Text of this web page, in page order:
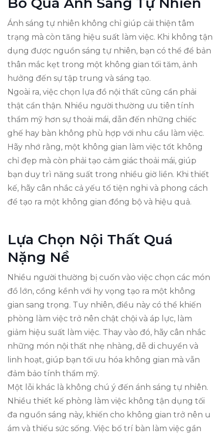
Ánh sáng tự nhiên không chỉ giúp cải thiện tâm
trạng mà còn tăng hiệu suất làm việc. Khi không tận
dụng được nguồn sáng tự nhiên, bạn có thể để bản
thân mắc kẹt trong một không gian tối tăm, ảnh
hưởng đến sự tập trung và sáng tạo.
Ngoài ra, việc chọn lựa đồ nội thất cũng cần phải
thật cẩn thận. Nhiều người thường ưu tiên tính
thẩm mỹ hơn sự thoải mái, dẫn đến những chiếc
ghế hay bàn không phù hợp với nhu cầu làm việc.
Hãy nhớ rằng, một không gian làm việc tốt không
chỉ đẹp mà còn phải tạo cảm giác thoải mái, giúp
bạn duy trì năng suất trong nhiều giờ liền. Khi thiết
kế, hãy cân nhắc cả yếu tố tiện nghi và phong cách
để tạo ra một không gian đồng bộ và hiệu quả.
Lựa Chọn Nội Thất Quá
Nặng Nề
Nhiều người thường bị cuốn vào việc chọn các món
đồ lớn, cồng kềnh với hy vọng tạo ra một không
gian sang trọng. Tuy nhiên, điều này có thể khiến
phòng làm việc trở nên chật chội và áp lực, làm
giảm hiệu suất làm việc. Thay vào đó, hãy cân nhắc
những món nội thất nhẹ nhàng, dễ di chuyển và
linh hoạt, giúp bạn tối ưu hóa không gian mà vẫn
đảm bảo tính thẩm mỹ.
Một lỗi khác là không chú ý đến ánh sáng tự nhiên.
Nhiều thiết kế phòng làm việc không tận dụng tối
đa nguồn sáng này, khiến cho không gian trở nên u
ám và thiếu sức sống. Việc bố trí bàn làm việc gần